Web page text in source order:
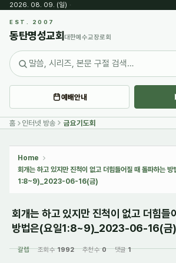
2026. 08. 09. (일) ·
EST. 2007
동탄명성교회 대한예수교장로회
예배안내
홈 인터넷 방송 금요기도회
Home
회개는 하고 있지만 진척이 없고 더힘들어질 때 돌파하는 방
1:8~9)_2023-06-16(금)
회개는 하고 있지만 진척이 없고 더힘들
방법은(요일1:8~9)_2023-06-16(금)
갈렙 조회 수1992 추천 수0 댓글1
Sketchbook5, 스케
Sketchbook5, 스케